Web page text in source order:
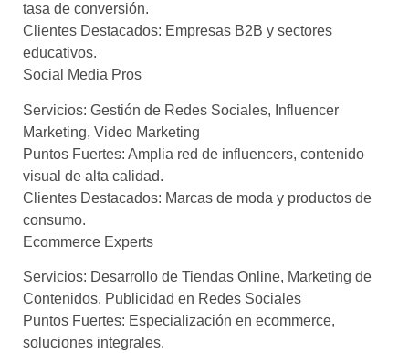
tasa de conversión.
Clientes Destacados: Empresas B2B y sectores
educativos.
Social Media Pros
Servicios: Gestión de Redes Sociales, Influencer
Marketing, Video Marketing
Puntos Fuertes: Amplia red de influencers, contenido
visual de alta calidad.
Clientes Destacados: Marcas de moda y productos de
consumo.
Ecommerce Experts
Servicios: Desarrollo de Tiendas Online, Marketing de
Contenidos, Publicidad en Redes Sociales
Puntos Fuertes: Especialización en ecommerce,
soluciones integrales.